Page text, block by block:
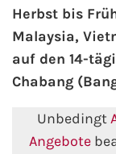
AIDA
AIDA
AIDA
Herbst bis
Malaysia,
auf den 14-
Chabang
Unbedingt
Angebote